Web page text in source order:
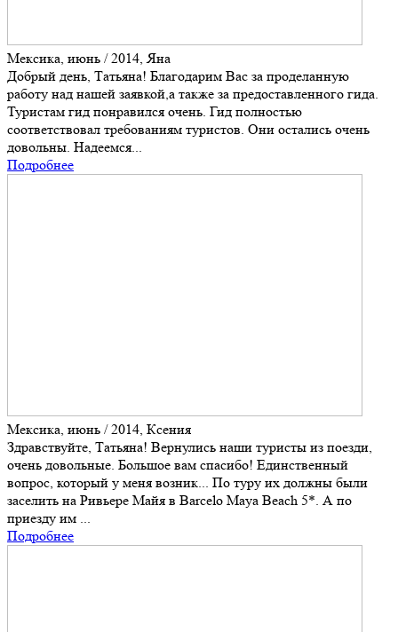
Мексика, июнь / 2014, Яна
Добрый день, Татьяна! Благодарим Вас за проделанную
работу над нашей заявкой,а также за предоставленного гида.
Туристам гид понравился очень. Гид полностью
соответствовал требованиям туристов. Они остались очень
довольны. Надеемся...
Подробнее
Мексика, июнь / 2014, Ксения
Здравствуйте, Татьяна! Вернулись наши туристы из поезди,
очень довольные. Большое вам спасибо! Единственный
вопрос, который у меня возник... По туру их должны были
заселить на Ривьере Майя в Barcelo Maya Beach 5*. А по
приезду им ...
Подробнее